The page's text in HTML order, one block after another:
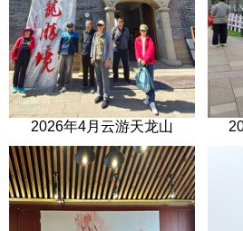
2026年4月云游天龙山